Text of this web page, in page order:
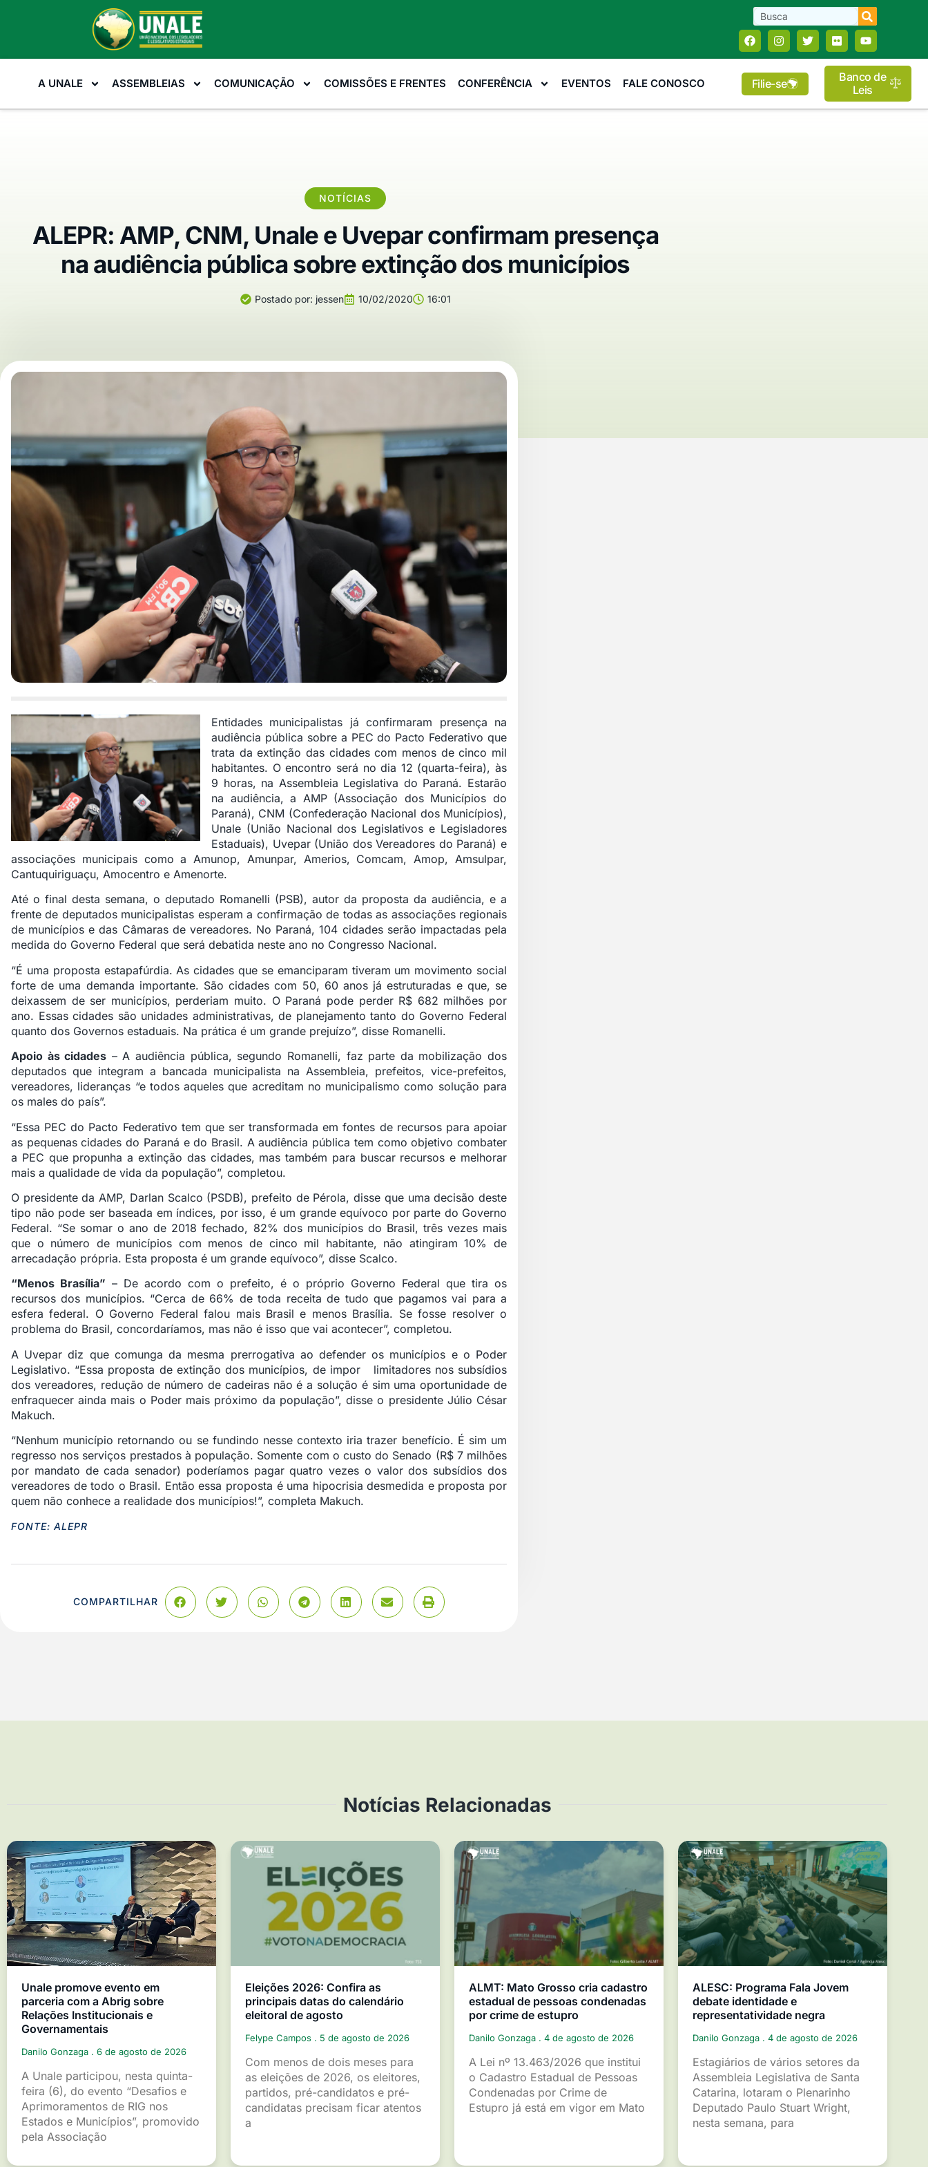
A UNALE ASSEMBLEIAS COMUNICAÇÃO COMISSÕES E FRENTES CONFERÊNCIA EVENTOS FALE CONOSCO Filie-se
Banco de
Leis
NOTÍCIAS
ALEPR: AMP, CNM, Unale e Uvepar confirmam presença
na audiência pública sobre extinção dos municípios
Postado por: jessen 10/02/2020 16:01
Entidades municipalistas já confirmaram presença na
audiência pública sobre a PEC do Pacto Federativo que
trata da extinção das cidades com menos de cinco mil
habitantes. O encontro será no dia 12 (quarta-feira), às
9 horas, na Assembleia Legislativa do Paraná. Estarão
na audiência, a AMP (Associação dos Municípios do
Paraná), CNM (Confederação Nacional dos Municípios),
Unale (União Nacional dos Legislativos e Legisladores
Estaduais), Uvepar (União dos Vereadores do Paraná) e
associações municipais como a Amunop, Amunpar, Amerios, Comcam, Amop, Amsulpar,
Cantuquiriguaçu, Amocentro e Amenorte.
Até o final desta semana, o deputado Romanelli (PSB), autor da proposta da audiência, e a
frente de deputados municipalistas esperam a confirmação de todas as associações regionais
de municípios e das Câmaras de vereadores. No Paraná, 104 cidades serão impactadas pela
medida do Governo Federal que será debatida neste ano no Congresso Nacional.
“É uma proposta estapafúrdia. As cidades que se emanciparam tiveram um movimento social
forte de uma demanda importante. São cidades com 50, 60 anos já estruturadas e que, se
deixassem de ser municípios, perderiam muito. O Paraná pode perder R$ 682 milhões por
ano. Essas cidades são unidades administrativas, de planejamento tanto do Governo Federal
quanto dos Governos estaduais. Na prática é um grande prejuízo”, disse Romanelli.
Apoio às cidades – A audiência pública, segundo Romanelli, faz parte da mobilização dos
deputados que integram a bancada municipalista na Assembleia, prefeitos, vice-prefeitos,
vereadores, lideranças “e todos aqueles que acreditam no municipalismo como solução para
os males do país”.
“Essa PEC do Pacto Federativo tem que ser transformada em fontes de recursos para apoiar
as pequenas cidades do Paraná e do Brasil. A audiência pública tem como objetivo combater
a PEC que propunha a extinção das cidades, mas também para buscar recursos e melhorar
mais a qualidade de vida da população”, completou.
O presidente da AMP, Darlan Scalco (PSDB), prefeito de Pérola, disse que uma decisão deste
tipo não pode ser baseada em índices, por isso, é um grande equívoco por parte do Governo
Federal. “Se somar o ano de 2018 fechado, 82% dos municípios do Brasil, três vezes mais
que o número de municípios com menos de cinco mil habitante, não atingiram 10% de
arrecadação própria. Esta proposta é um grande equívoco”, disse Scalco.
“Menos Brasília” – De acordo com o prefeito, é o próprio Governo Federal que tira os
recursos dos municípios. “Cerca de 66% de toda receita de tudo que pagamos vai para a
esfera federal. O Governo Federal falou mais Brasil e menos Brasília. Se fosse resolver o
problema do Brasil, concordaríamos, mas não é isso que vai acontecer”, completou.
A Uvepar diz que comunga da mesma prerrogativa ao defender os municípios e o Poder
Legislativo. “Essa proposta de extinção dos municípios, de impor limitadores nos subsídios
dos vereadores, redução de número de cadeiras não é a solução é sim uma oportunidade de
enfraquecer ainda mais o Poder mais próximo da população”, disse o presidente Júlio César
Makuch.
“Nenhum município retornando ou se fundindo nesse contexto iria trazer benefício. É sim um
regresso nos serviços prestados à população. Somente com o custo do Senado (R$ 7 milhões
por mandato de cada senador) poderíamos pagar quatro vezes o valor dos subsídios dos
vereadores de todo o Brasil. Então essa proposta é uma hipocrisia desmedida e proposta por
quem não conhece a realidade dos municípios!”, completa Makuch.
FONTE: ALEPR
COMPARTILHAR
Notícias Relacionadas
Unale promove evento em
parceria com a Abrig sobre
Relações Institucionais e
Governamentais
Danilo Gonzaga 6 de agosto de 2026
A Unale participou, nesta quinta-
feira (6), do evento “Desafios e
Aprimoramentos de RIG nos
Estados e Municípios”, promovido
pela Associação
Eleições 2026: Confira as
principais datas do calendário
eleitoral de agosto
Felype Campos 5 de agosto de 2026
Com menos de dois meses para
as eleições de 2026, os eleitores,
partidos, pré-candidatos e pré-
candidatas precisam ficar atentos
a
ALMT: Mato Grosso cria cadastro
estadual de pessoas condenadas
por crime de estupro
Danilo Gonzaga 4 de agosto de 2026
A Lei nº 13.463/2026 que institui
o Cadastro Estadual de Pessoas
Condenadas por Crime de
Estupro já está em vigor em Mato
ALESC: Programa Fala Jovem
debate identidade e
representatividade negra
Danilo Gonzaga 4 de agosto de 2026
Estagiários de vários setores da
Assembleia Legislativa de Santa
Catarina, lotaram o Plenarinho
Deputado Paulo Stuart Wright,
nesta semana, para